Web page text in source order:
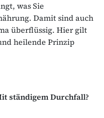
was Sie
Damit sind auch
überflüssig. Hier gilt
heilende Prinzip
ständigem Durchfall?